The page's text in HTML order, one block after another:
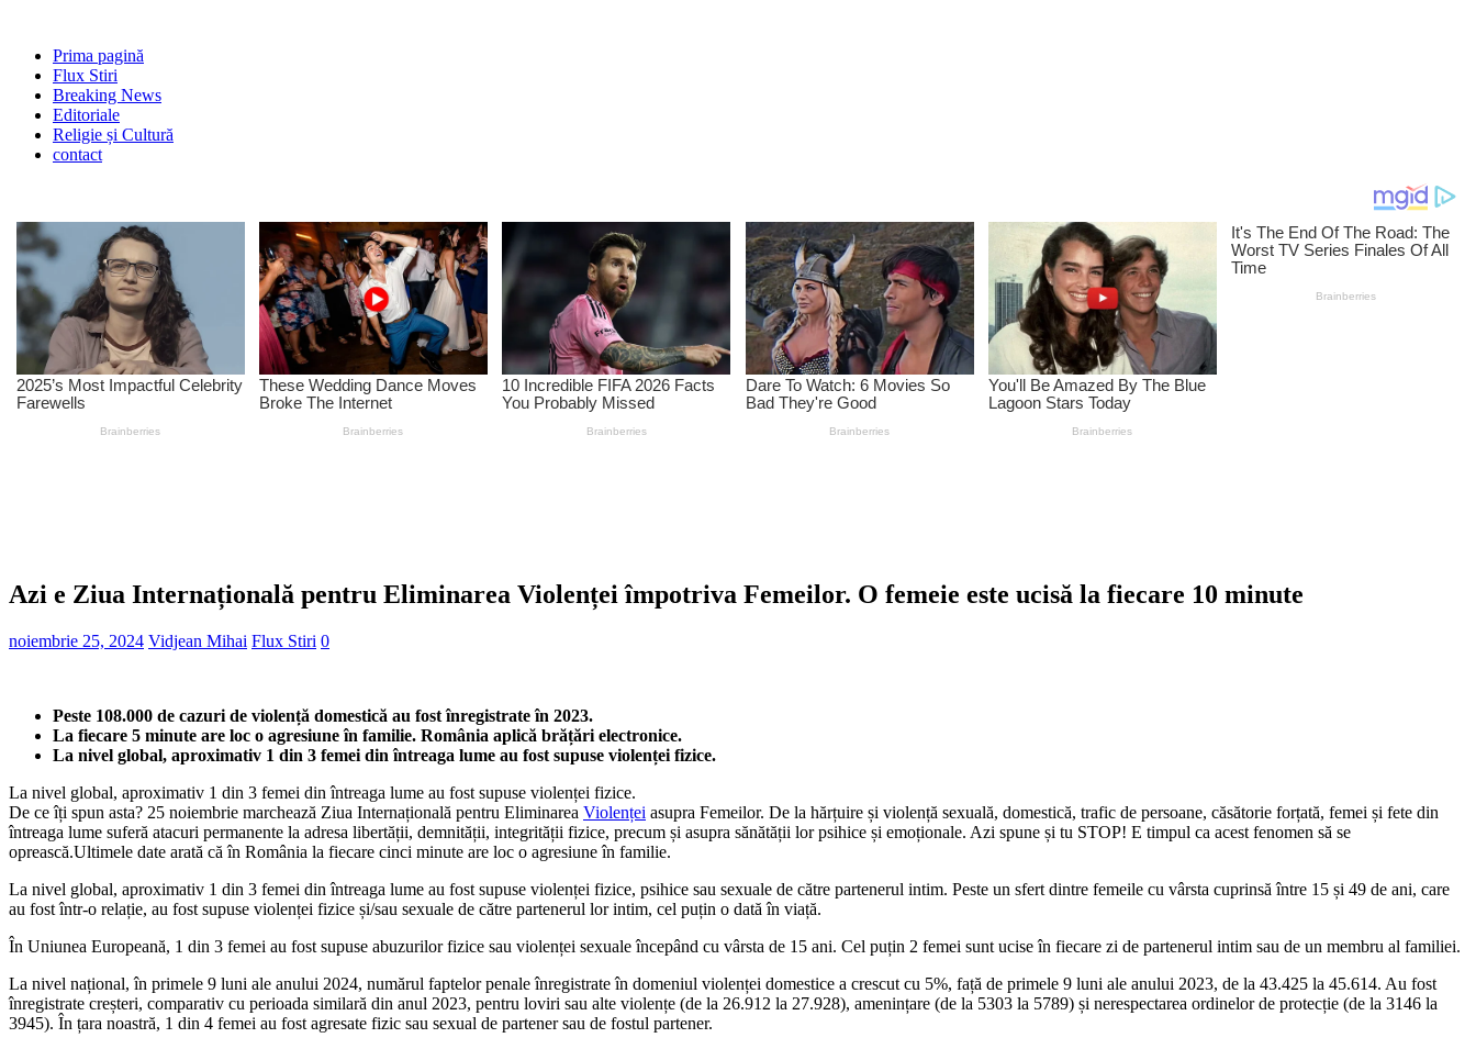
Prima pagină
Flux Stiri
Breaking News
Editoriale
Religie și Cultură
contact
Azi e Ziua Internațională pentru Eliminarea Violenței împotriva Femeilor. O femeie este ucisă la fiecare 10 minute
noiembrie 25, 2024 Vidjean Mihai Flux Stiri 0
Peste 108.000 de cazuri de violență domestică au fost înregistrate în 2023.
La fiecare 5 minute are loc o agresiune în familie. România aplică brățări electronice.
La nivel global, aproximativ 1 din 3 femei din întreaga lume au fost supuse violenței fizice.
La nivel global, aproximativ 1 din 3 femei din întreaga lume au fost supuse violenței fizice.
De ce îți spun asta? 25 noiembrie marchează Ziua Internațională pentru Eliminarea Violenței asupra Femeilor. De la hărțuire și violență sexuală, domestică, trafic de persoane, căsătorie forțată, femei și fete din
întreaga lume suferă atacuri permanente la adresa libertății, demnității, integrității fizice, precum și asupra sănătății lor psihice și emoționale. Azi spune și tu STOP! E timpul ca acest fenomen să se
oprească.Ultimele date arată că în România la fiecare cinci minute are loc o agresiune în familie.
La nivel global, aproximativ 1 din 3 femei din întreaga lume au fost supuse violenței fizice, psihice sau sexuale de către partenerul intim. Peste un sfert dintre femeile cu vârsta cuprinsă între 15 și 49 de ani, care
au fost într-o relație, au fost supuse violenței fizice și/sau sexuale de către partenerul lor intim, cel puțin o dată în viață.
În Uniunea Europeană, 1 din 3 femei au fost supuse abuzurilor fizice sau violenței sexuale începând cu vârsta de 15 ani. Cel puțin 2 femei sunt ucise în fiecare zi de partenerul intim sau de un membru al familiei.
La nivel național, în primele 9 luni ale anului 2024, numărul faptelor penale înregistrate în domeniul violenței domestice a crescut cu 5%, față de primele 9 luni ale anului 2023, de la 43.425 la 45.614. Au fost
înregistrate creșteri, comparativ cu perioada similară din anul 2023, pentru loviri sau alte violențe (de la 26.912 la 27.928), amenințare (de la 5303 la 5789) și nerespectarea ordinelor de protecție (de la 3146 la
3945). În țara noastră, 1 din 4 femei au fost agresate fizic sau sexual de partener sau de fostul partener.